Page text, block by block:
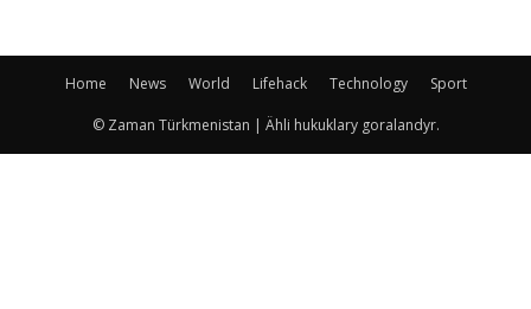
Home News World Lifehack Technology Sport
© Zaman Türkmenistan | Ähli hukuklary goralandyr.